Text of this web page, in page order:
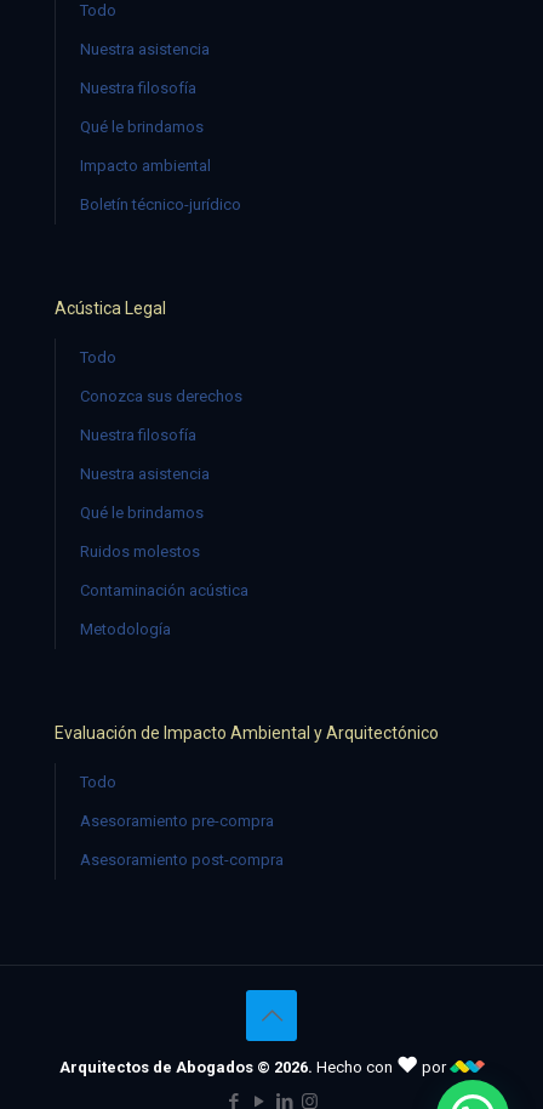
Todo
Nuestra asistencia
Nuestra filosofía
Qué le brindamos
Impacto ambiental
Boletín técnico-jurídico
Acústica Legal
Todo
Conozca sus derechos
Nuestra filosofía
Nuestra asistencia
Qué le brindamos
Ruidos molestos
Contaminación acústica
Metodología
Evaluación de Impacto Ambiental y Arquitectónico
Todo
Asesoramiento pre-compra
Asesoramiento post-compra
Arquitectos de Abogados © 2026. Hecho con ♥ por